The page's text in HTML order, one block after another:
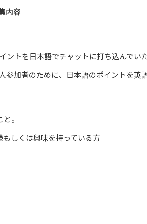
内容
トを日本語でチャットに打ち込んで
加者のために、日本語のポイントを英
。
しくは興味を持っている方